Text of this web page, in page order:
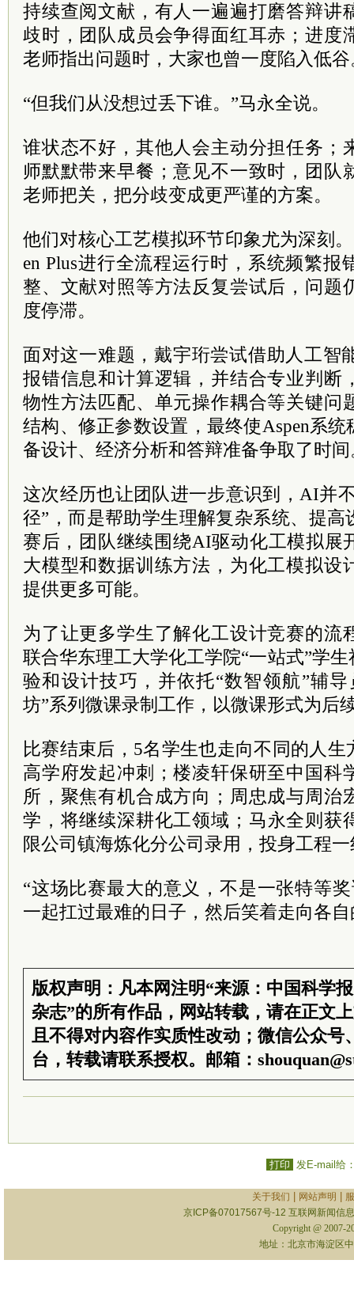
持续查阅文献，有人一遍遍打磨答辩讲
歧时，团队成员会争得面红耳赤；进度
老师指出问题时，大家也曾一度陷入低谷
“但我们从没想过丢下谁。”马永全说。
谁状态不好，其他人会主动分担任务；
师默默带来早餐；意见不一致时，团队
老师把关，把分歧变成更严谨的方案。
他们对核心工艺模拟环节印象尤为深刻
en Plus进行全流程运行时，系统频繁报
整、文献对照等方法反复尝试后，问题
度停滞。
面对这一难题，戴宇珩尝试借助人工智
报错信息和计算逻辑，并结合专业判断
物性方法匹配、单元操作耦合等关键问
结构、修正参数设置，最终使Aspen系
备设计、经济分析和答辩准备争取了时间
这次经历也让团队进一步意识到，AI并
径”，而是帮助学生理解复杂系统、提
赛后，团队继续围绕AI驱动化工模拟展
大模型和数据训练方法，为化工模拟设
提供更多可能。
为了让更多学生了解化工设计竞赛的流
联合华东理工大学化工学院“一站式”学
验和设计技巧，并依托“数智领航”辅
坊”系列微课录制工作，以微课形式为后
比赛结束后，5名学生也走向不同的人
高学府发起冲刺；楼凌轩保研至中国科
所，聚焦有机合成方向；周忠成与周治
学，将继续深耕化工领域；马永全则获
限公司镇海炼化分公司录用，投身工程
“这场比赛最大的意义，不是一张特等
一起扛过最难的日子，然后笑着走向各
版权声明：凡本网注明“来源：中国科学
杂志”的所有作品，网站转载，请在正文
且不得对内容作实质性改动；微信公众号
台，转载请联系授权。邮箱：
打印 发E-mail给
关于我们 网站声明
京ICP备07017567号-12 互联网新闻信
Copyright @ 2007-
地址：北京市海淀区